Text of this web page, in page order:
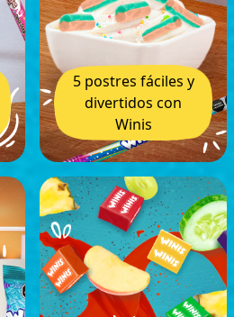
5 postres fáciles y
divertidos con
Winis